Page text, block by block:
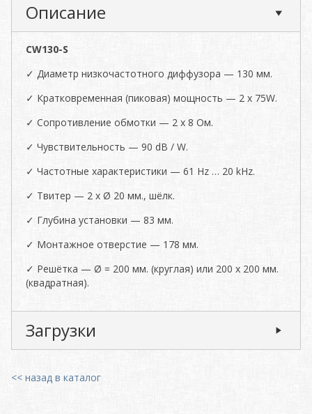
Описание
CW130-S
✓ Диаметр низкочастотного диффузора — 130 мм.
✓ Кратковременная (пиковая) мощность — 2 x 75W.
✓ Сопротивление обмотки — 2 x 8 Ом.
✓ Чувствительность — 90 dB / W.
✓ Частотные характеристики — 61 Hz … 20 kHz.
✓ Твитер — 2 х Ø 20 мм., шёлк.
✓ Глубина установки — 83 мм.
✓ Монтажное отверстие — 178 мм.
✓ Решётка — Ø = 200 мм. (круглая) или 200 x 200 мм.
(квадратная).
Загрузки
<< назад в каталог